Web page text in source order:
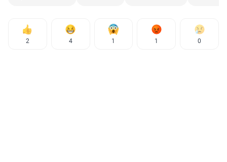
2 4 1 1 0